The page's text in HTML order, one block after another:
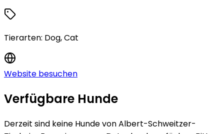
Tierarten: Dog, Cat
Website besuchen
Verfügbare Hunde
Derzeit sind keine HundevonAlbert-Schweitzer-